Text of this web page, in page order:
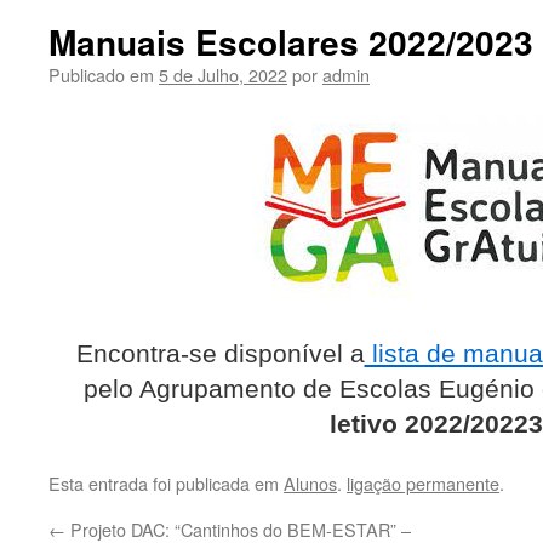
Manuais Escolares 2022/2023
Publicado em 5 de Julho, 2022poradmin
Encontra-se disponível alista de
pelo Agrupamento de Escolas
letivo 2022/20223
Esta entrada foi publicada em Alunos. ligação permanente.
← Projeto DAC: “Cantinhos do BEM-ESTAR” –